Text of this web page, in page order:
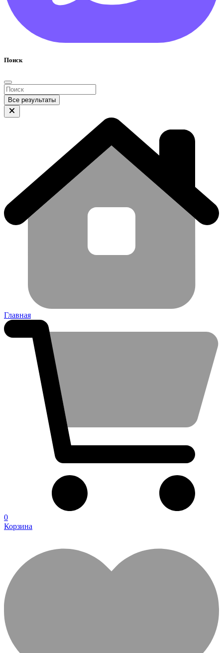
Поиск
Все результаты
Главная
0
Корзина